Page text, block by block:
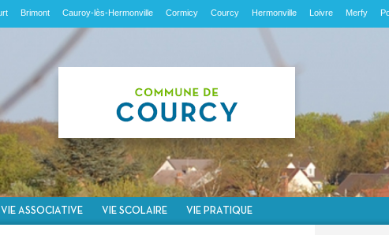
VIE ASSOCIATIVE VIE SCOLAIRE VIE PRATIQUE
Brimont Cauroy-lès-Hermonville Cormicy Courcy Hermonville Loivre Merfy